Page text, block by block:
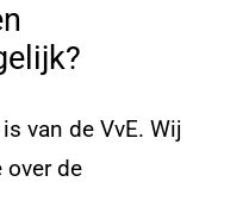
van de VvE. Wij
over de